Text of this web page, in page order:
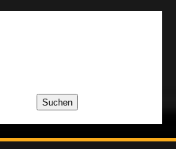
Suchen